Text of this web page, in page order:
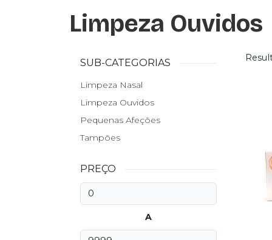
Limpeza Ouvidos
SUB-CATEGORIAS
Limpeza Nasal
Limpeza Ouvidos
Pequenas Afeções
Tampões
PREÇO
A